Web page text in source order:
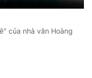
của nhà văn Hoàng